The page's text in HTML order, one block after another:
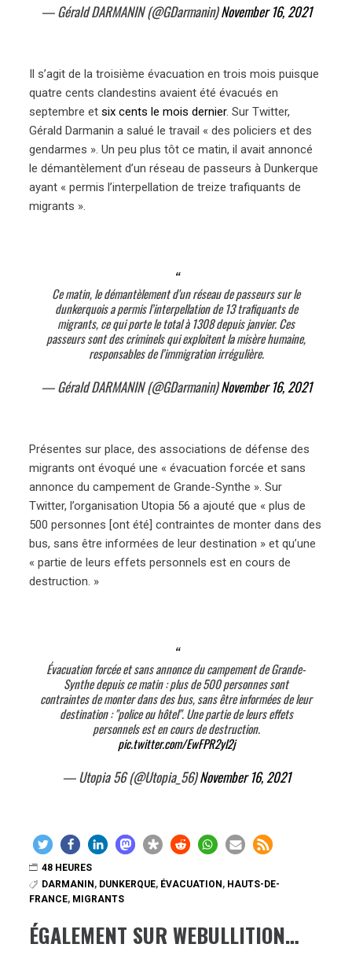
— Gérald DARMANIN (@GDarmanin)November 16, 2021
Il s’agit de la troisième évacuation en trois mois puisque
quatre cents clandestins avaient été évacués en
septembre etsix cents le mois dernier. Sur Twitter,
Gérald Darmanin a salué le travail « des policiers et des
gendarmes ». Un peu plus tôt ce matin, il avait annoncé
le démantèlement d’un réseau de passeurs à Dunkerque
ayant « permis l’interpellation de treize trafiquants de
migrants ».
Ce matin, le démantèlement d'un réseau de passeurs sur le
dunkerquois a permis l’interpellation de 13 trafiquants de
migrants, ce qui porte le total à 1308 depuis janvier. Ces
passeurs sont des criminels qui exploitent la misère humaine,
responsables de l’immigration irrégulière.
— Gérald DARMANIN (@GDarmanin)November 16, 2021
Présentes sur place, des associations de défense des
migrants ont évoqué une « évacuation forcée et sans
annonce du campement de Grande-Synthe ». Sur
Twitter, l’organisation Utopia 56 a ajouté que « plus de
500 personnes [ont été] contraintes de monter dans des
bus, sans être informées de leur destination » et qu’une
« partie de leurs effets personnels est en cours de
destruction. »
Évacuation forcée et sans annonce du campement de Grande-
Synthe depuis ce matin : plus de 500 personnes sont
contraintes de monter dans des bus, sans être informées de leur
destination : "police ou hôtel". Une partie de leurs effets
personnels est en cours de destruction.
pic.twitter.com/EwFPR2yl2j
— Utopia 56 (@Utopia_56)November 16, 2021
48 HEURES
DARMANIN, DUNKERQUE, ÉVACUATION, HAUTS-DE-
FRANCE, MIGRANTS
ÉGALEMENT SUR WEBULLITION…